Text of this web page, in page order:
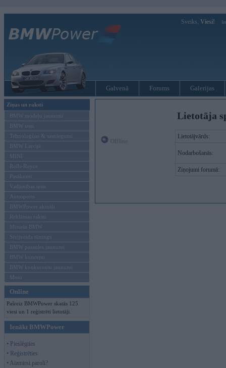
Sveiks, Viesi!
Galvenā Forums Galerijas
Ziņas un raksti
BMW modeļu jaunumi
BMW testi
Tehnoloģijas & sasniegumi
BMW Latvijā
MINI
Rolls-Royce
Pasākumi
Vadāmības tests
Autosports
BMWPower aktuāli
Reklāmas raksti
Mēneša BMW
Sērijveida tūnings
BMW pasaules jaunumi
BMW koncepti
BMW konkurentu jaunumi
Moto
Online
Pašreiz BMWPower skatās 125
viesi un 1 reģistrēti lietotāji.
Ienākt BMWPower
• Pieslēgties
• Reģistrēties
• Aizmirsi paroli?
Lietotāja
Lietotājvārds:
Nodarbošanās:
Ziņojumi forumā: